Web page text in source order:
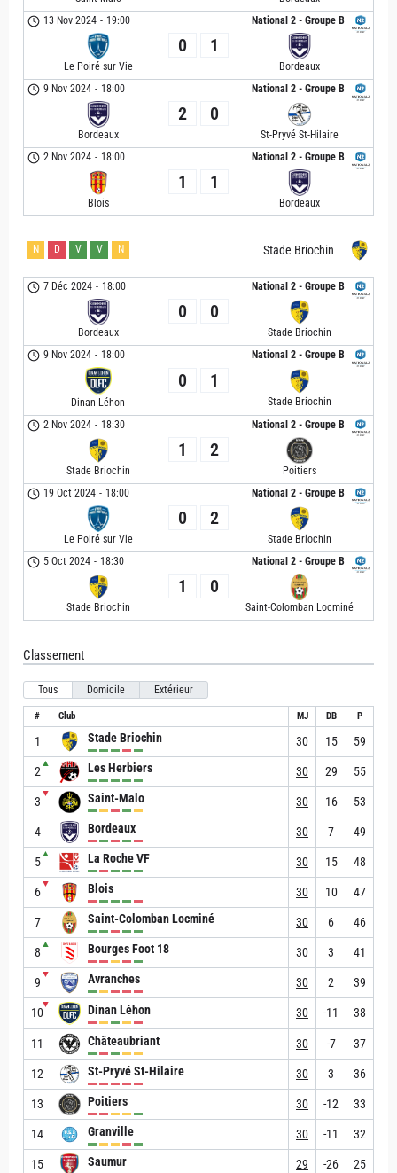
National 2 - Groupe B
13 Nov 2024 - 19:00
Le Poiré sur Vie
0 1
Bordeaux
National 2 - Groupe B
9 Nov 2024 - 18:00
Bordeaux
2 0
St-Pryvé St-Hilaire
National 2 - Groupe B
2 Nov 2024 - 18:00
Blois
1 1
Bordeaux
Stade Briochin
N D V V N
National 2 - Groupe B
7 Déc 2024 - 18:00
Bordeaux
0 0
Stade Briochin
National 2 - Groupe B
9 Nov 2024 - 18:00
Dinan Léhon
0 1
Stade Briochin
National 2 - Groupe B
2 Nov 2024 - 18:30
Stade Briochin
1 2
Poitiers
National 2 - Groupe B
19 Oct 2024 - 18:00
Le Poiré sur Vie
0 2
Stade Briochin
National 2 - Groupe B
5 Oct 2024 - 18:30
Stade Briochin
1 0
Saint-Colomban Locminé
Classement
Tous Domicile Extérieur
# Club MJ DB P
1 Stade Briochin 30 15 59
2
▲ Les Herbiers 30 29 55
3
▼ Saint-Malo 30 16 53
4 Bordeaux 30 7 49
5
▲ La Roche VF 30 15 48
6
▼ Blois 30 10 47
7 Saint-Colomban Locminé 30 6 46
8
▲ Bourges Foot 18 30 3 41
9
▼ Avranches 30 2 39
10
▼ Dinan Léhon 30 -11 38
11 Châteaubriant 30 -7 37
12 St-Pryvé St-Hilaire 30 3 36
13 Poitiers 30 -12 33
14 Granville 30 -11 32
15 Saumur 29 -26 25